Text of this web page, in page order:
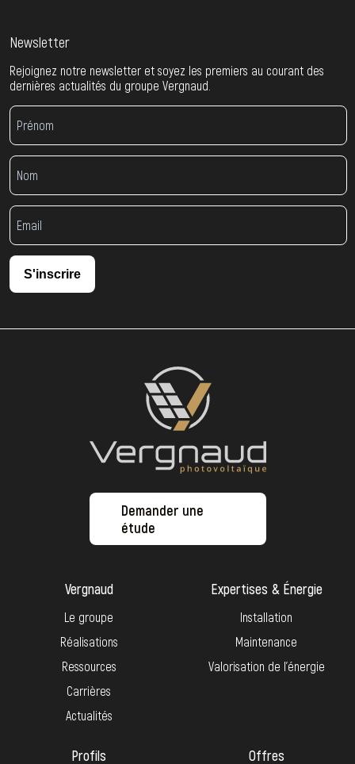
Newsletter
Rejoignez notre newsletter et soyez les premiers au courant des
dernières actualités du groupe Vergnaud.
S'inscrire
Demander une
étude
Vergnaud
Le groupe
Réalisations
Ressources
Carrières
Actualités
Expertises & Énergie
Installation
Maintenance
Valorisation de l’énergie
Profils Offres